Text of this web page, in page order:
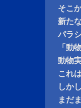
そこ
新た
パラ
「動
動物
これ
しか
まだ